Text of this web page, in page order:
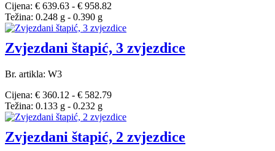
Cijena: € 639.63 - € 958.82
Težina: 0.248 g - 0.390 g
Zvjezdani štapić, 3 zvjezdice
Br. artikla: W3
Cijena: € 360.12 - € 582.79
Težina: 0.133 g - 0.232 g
Zvjezdani štapić, 2 zvjezdice